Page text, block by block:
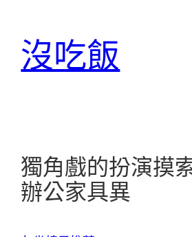
沒吃飯
獨角戲的扮演摸
辦公家具異